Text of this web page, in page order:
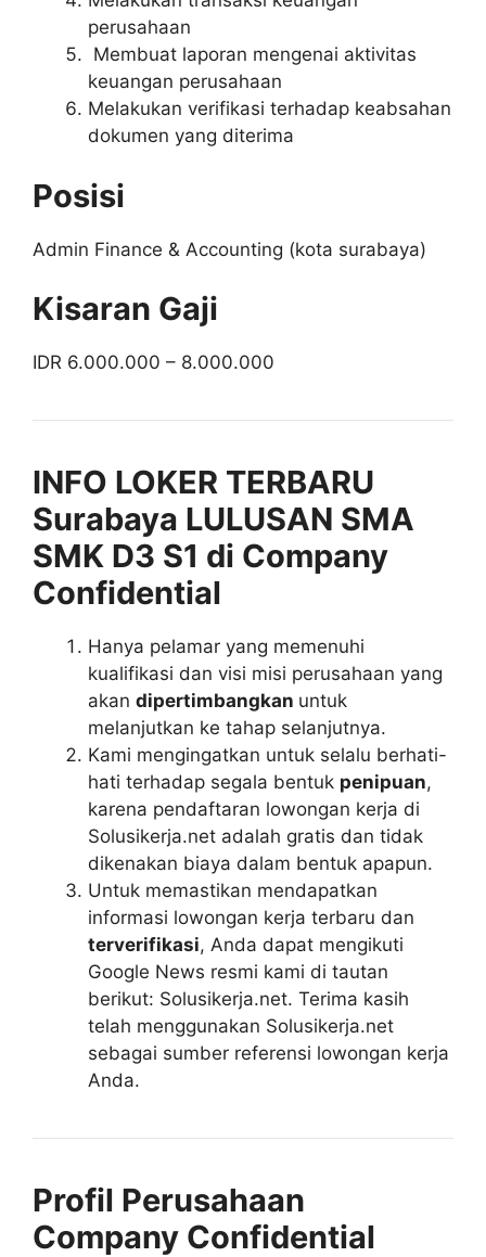
perusahaan
Membuat laporan mengenai aktivitas
keuangan perusahaan
Melakukan verifikasi terhadap keabsahan
dokumen yang diterima
Posisi
Admin Finance & Accounting (kota surabaya)
Kisaran Gaji
IDR 6.000.000 – 8.000.000
INFO LOKER TERBARU
Surabaya LULUSAN SMA
SMK D3 S1 di Company
Confidential
Hanya pelamar yang memenuhi
kualifikasi dan visi misi perusahaan yang
akan dipertimbangkan untuk
melanjutkan ke tahap selanjutnya.
Kami mengingatkan untuk selalu berhati-
hati terhadap segala bentuk penipuan,
karena pendaftaran lowongan kerja di
Solusikerja.net adalah gratis dan tidak
dikenakan biaya dalam bentuk apapun.
Untuk memastikan mendapatkan
informasi lowongan kerja terbaru dan
terverifikasi, Anda dapat mengikuti
Google News resmi kami di tautan
berikut: Solusikerja.net. Terima kasih
telah menggunakan Solusikerja.net
sebagai sumber referensi lowongan kerja
Anda.
Profil Perusahaan
Company Confidential